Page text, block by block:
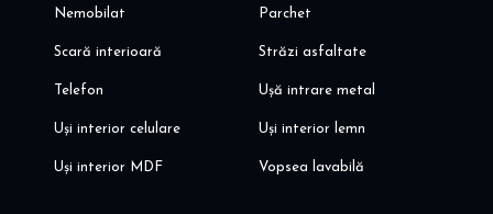
Nemobilat Parchet
Scară interioară Străzi asfaltate
Telefon Ușă intrare metal
Uși interior celulare Uși interior lemn
Uși interior MDF Vopsea lavabilă